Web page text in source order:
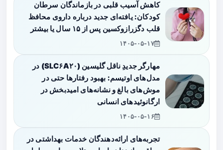
کاهش آسیب قلبی در بازماندگان سرطان
کودکان: یافته‌ای جدید درباره داروی محافظ
قلب دگزرازوکسین پس از ۱۵ سال یا بیشتر
۱۴۰۵-۰۵-۱۷
مهارگر جدیدِ ناقل گلیسین (SLC۶A۲۰) در
مدل‌های اوتیسم: بهبود رفتارها حتی در
موش‌های بالغ و نشانه‌های امیدبخش در
ارگانوئیدهای انسانی
۱۴۰۵-۰۵-۱۶
تجربه‌های ارائه‌دهندگان خدمات بهداشتی در